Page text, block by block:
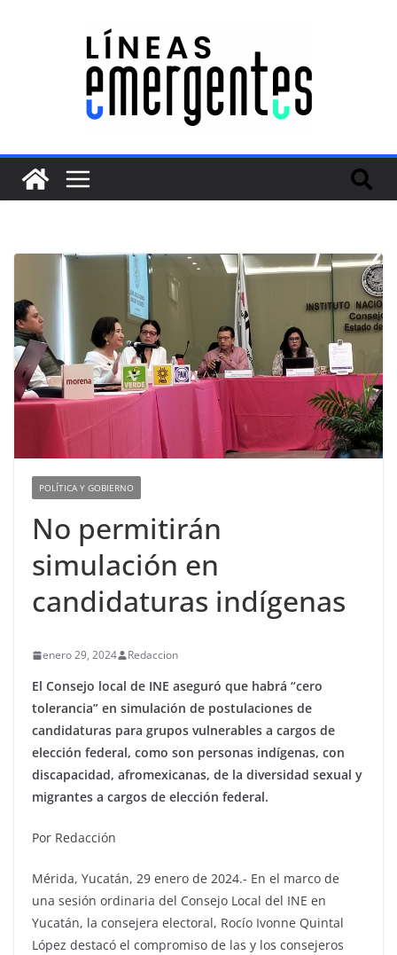
POLÍTICA Y GOBIERNO
No permitirán
simulación en
candidaturas indígenas
enero 29, 2024 Redaccion
El Consejo local de INE aseguró que habrá “cero
tolerancia” en simulación de postulaciones de
candidaturas para grupos vulnerables a cargos de
elección federal, como son personas indígenas, con
discapacidad, afromexicanas, de la diversidad sexual y
migrantes a cargos de elección federal.
Por Redacción
Mérida, Yucatán, 29 enero de 2024.- En el marco de
una sesión ordinaria del Consejo Local del INE en
Yucatán, la consejera electoral, Rocío Ivonne Quintal
López destacó el compromiso de las y los consejeros